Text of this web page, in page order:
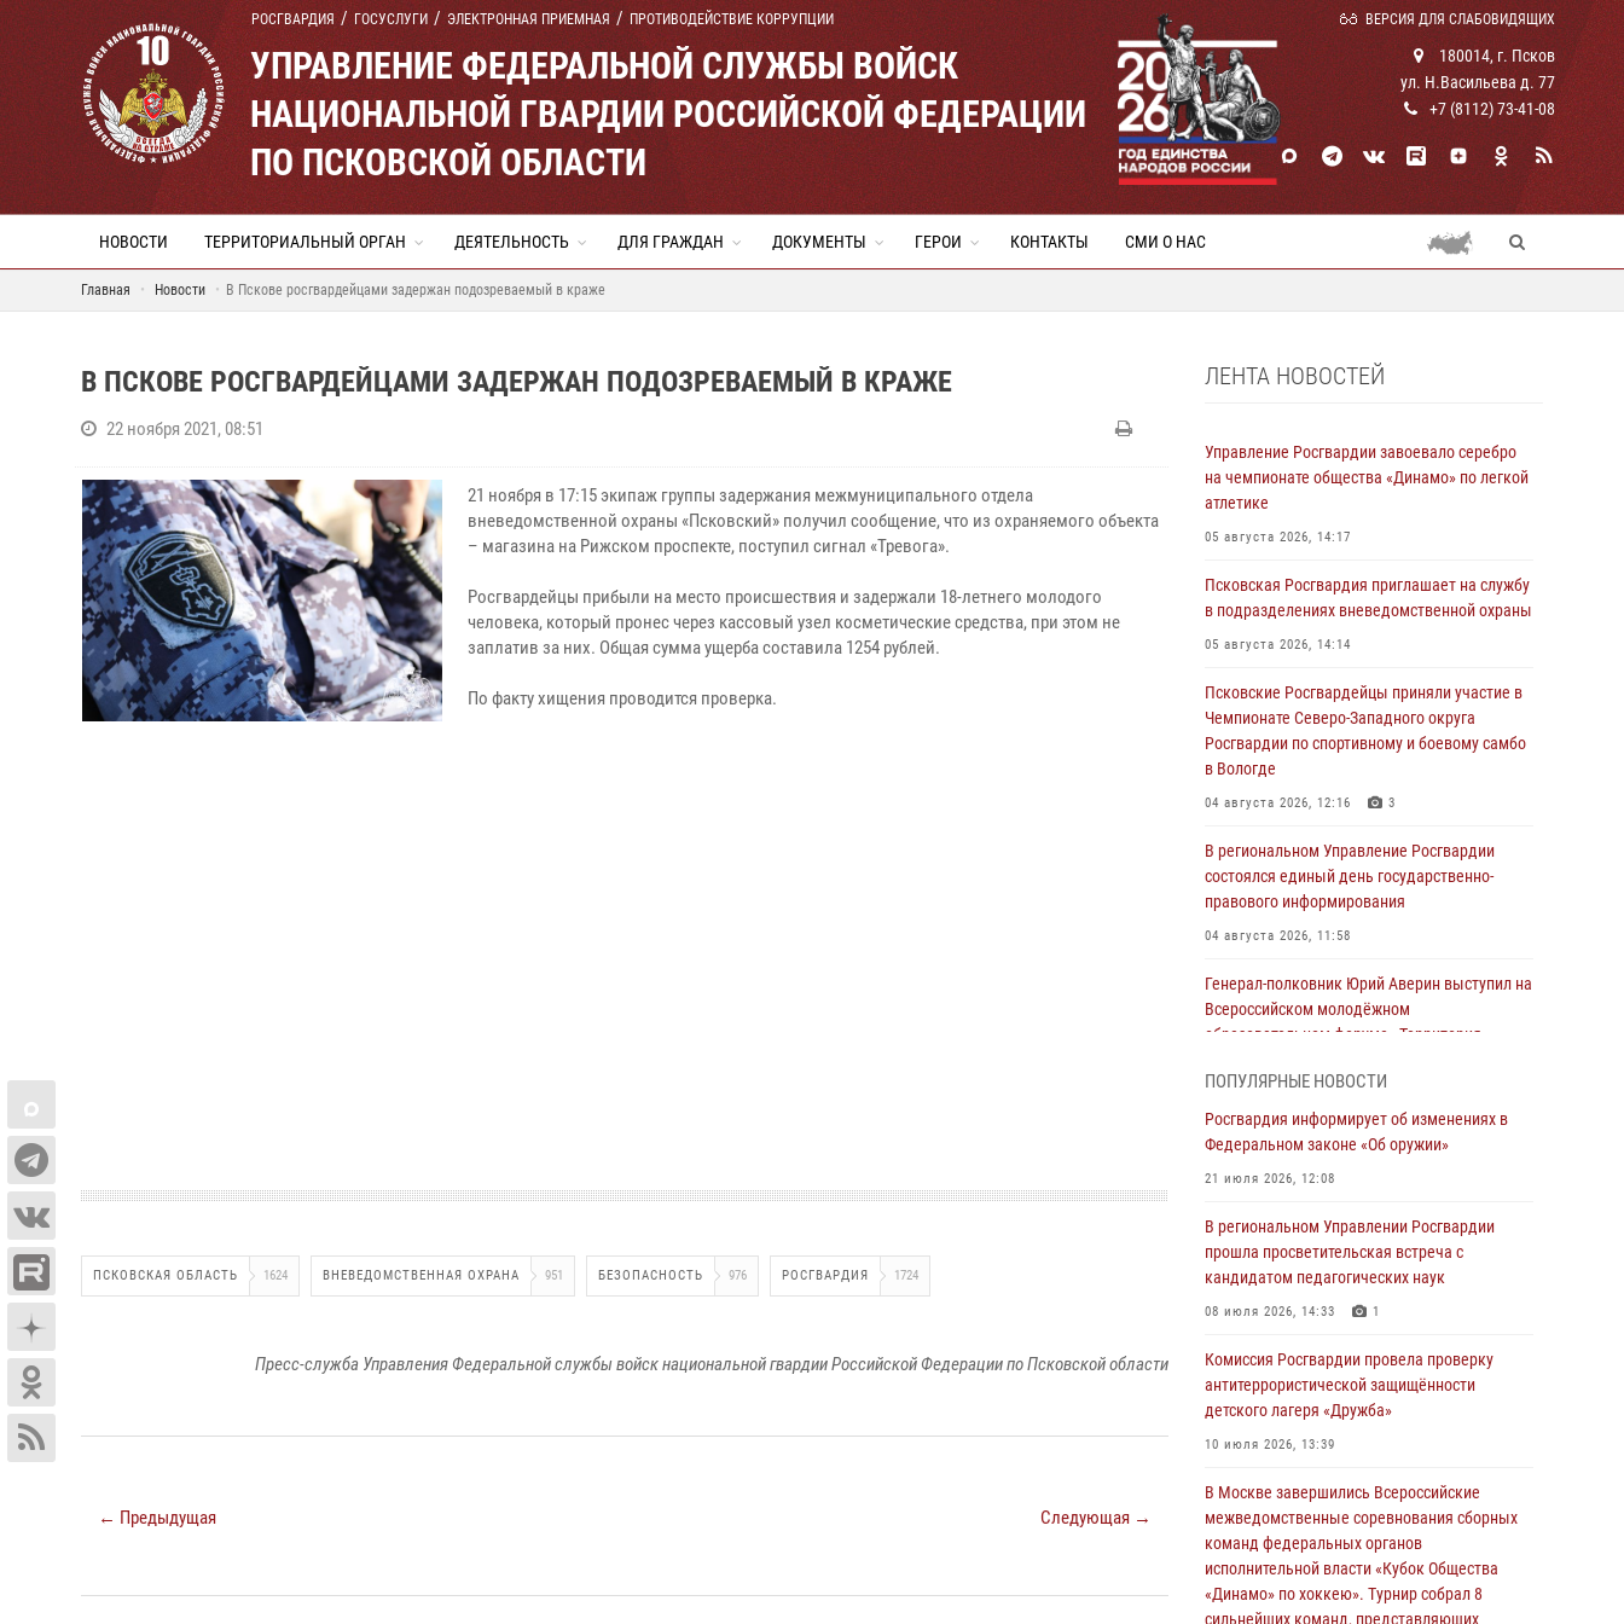
РОСГВАРДИЯ ГОСУСЛУГИ ЭЛЕКТРОННАЯ ПРИЕМНАЯ ПРОТИВОДЕЙСТВИЕ КОРРУПЦИИ ВЕРСИЯ ДЛЯ СЛАБОВИДЯЩИХ
УПРАВЛЕНИЕ ФЕДЕРАЛЬНОЙ СЛУЖБЫ ВОЙСК
НАЦИОНАЛЬНОЙ ГВАРДИИ РОССИЙСКОЙ ФЕДЕРАЦИИ
ПО ПСКОВСКОЙ ОБЛАСТИ
180014, г. Псков
ул. Н.Васильева д. 77
+7 (8112) 73-41-08
НОВОСТИ ТЕРРИТОРИАЛЬНЫЙ ОРГАН ДЕЯТЕЛЬНОСТЬ ДЛЯ ГРАЖДАН ДОКУМЕНТЫ ГЕРОИ КОНТАКТЫ СМИ О НАС
Главная Новости В Пскове росгвардейцами задержан подозреваемый в краже
В ПСКОВЕ РОСГВАРДЕЙЦАМИ ЗАДЕРЖАН ПОДОЗРЕВАЕМЫЙ В КРАЖЕ
22 ноября 2021, 08:51
21 ноября в 17:15 экипаж группы задержания межмуниципального отдела
вневедомственной охраны «Псковский» получил сообщение, что из охраняемого объекта
– магазина на Рижском проспекте, поступил сигнал «Тревога».
Росгвардейцы прибыли на место происшествия и задержали 18-летнего молодого
человека, который пронес через кассовый узел косметические средства, при этом не
заплатив за них. Общая сумма ущерба составила 1254 рублей.
По факту хищения проводится проверка.
ПСКОВСКАЯ ОБЛАСТЬ 1624 ВНЕВЕДОМСТВЕННАЯ ОХРАНА 951 БЕЗОПАСНОСТЬ 976 РОСГВАРДИЯ 1724
Пресс-служба Управления Федеральной службы войск национальной гвардии Российской Федерации по Псковской области
← Предыдущая Следующая →
ЛЕНТА НОВОСТЕЙ
Управление Росгвардии завоевало серебро
на чемпионате общества «Динамо» по легкой
атлетике
05 августа 2026, 14:17
Псковская Росгвардия приглашает на службу
в подразделениях вневедомственной охраны
05 августа 2026, 14:14
Псковские Росгвардейцы приняли участие в
Чемпионате Северо-Западного округа
Росгвардии по спортивному и боевому самбо
в Вологде
04 августа 2026, 12:16 3
В региональном Управление Росгвардии
состоялся единый день государственно-
правового информирования
04 августа 2026, 11:58
Генерал-полковник Юрий Аверин выступил на
Всероссийском молодёжном
образовательном форуме «Территория
21 единицу оружия изъяли Псковские
Росгвардейцы принимают участие в
обеспечении общественной безопасности во
время празднования Дня ВДВ
За минувшие сутки Псковские росгвардейцы
выезжали два раза на улицу Труда
31 июля 2026, 13:53
В Санкт-Петербурге прошел окружной этап
ежегодного Всероссийского конкурса
профессионального мастерства среди
сотрудников вневедомственной охраны
Росгвардии, Псковские Росгвардейцы
одержали победу
ПОПУЛЯРНЫЕ НОВОСТИ
Росгвардия информирует об изменениях в
Федеральном законе «Об оружии»
21 июля 2026, 12:08
В региональном Управлении Росгвардии
прошла просветительская встреча с
кандидатом педагогических наук
08 июля 2026, 14:33 1
Комиссия Росгвардии провела проверку
антитеррористической защищённости
детского лагеря «Дружба»
10 июля 2026, 13:39
В Москве завершились Всероссийские
межведомственные соревнования сборных
команд федеральных органов
исполнительной власти «Кубок Общества
«Динамо» по хоккею». Турнир собрал 8
сильнейших команд, представляющих